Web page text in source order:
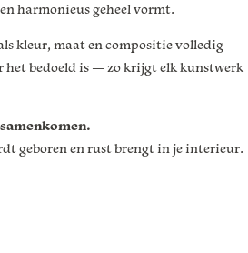
harmonieus geheel vormt.
kleur, maat en compositie volledig
het bedoeld is — zo krijgt elk kunstwerk
geboren en rust brengt in je interieur.